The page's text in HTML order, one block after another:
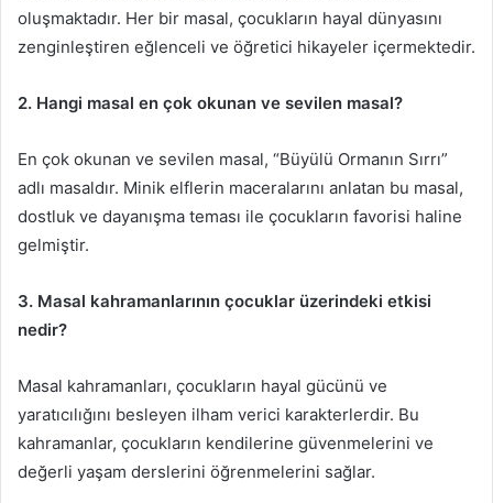
oluşmaktadır. Her bir masal, çocukların hayal dünyasını
zenginleştiren eğlenceli ve öğretici hikayeler içermektedir.
2. Hangi masal en çok okunan ve sevilen masal?
En çok okunan ve sevilen masal, “Büyülü Ormanın Sırrı”
adlı masaldır. Minik elflerin maceralarını anlatan bu masal,
dostluk ve dayanışma teması ile çocukların favorisi haline
gelmiştir.
3. Masal kahramanlarının çocuklar üzerindeki etkisi
nedir?
Masal kahramanları, çocukların hayal gücünü ve
yaratıcılığını besleyen ilham verici karakterlerdir. Bu
kahramanlar, çocukların kendilerine güvenmelerini ve
değerli yaşam derslerini öğrenmelerini sağlar.